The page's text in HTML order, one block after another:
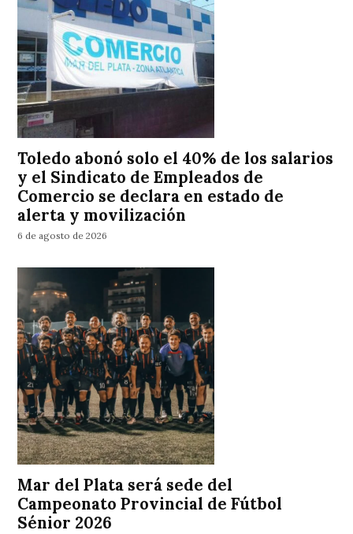
Toledo abonó solo el 40% de los salarios
y el Sindicato de Empleados de
Comercio se declara en estado de
alerta y movilización
6 de agosto de 2026
Mar del Plata será sede del
Campeonato Provincial de Fútbol
Sénior 2026